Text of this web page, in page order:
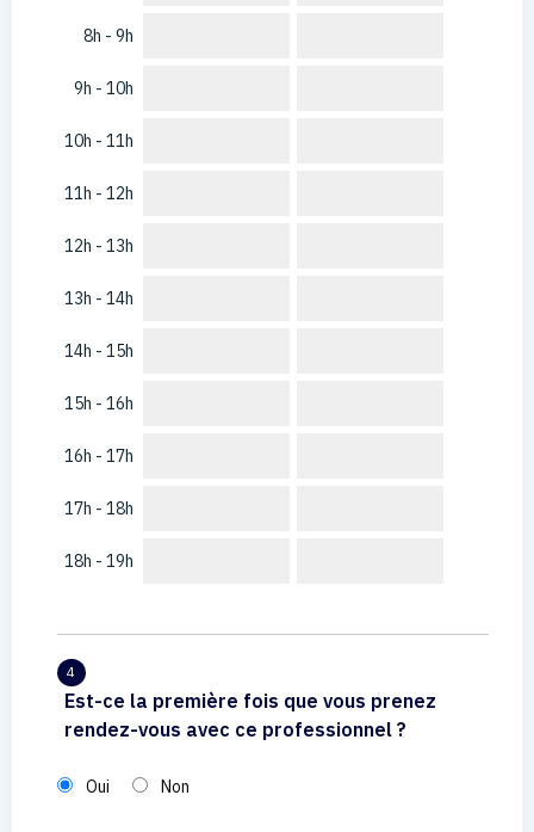
8h - 9h
9h - 10h
10h - 11h
11h - 12h
12h - 13h
13h - 14h
14h - 15h
15h - 16h
16h - 17h
17h - 18h
18h - 19h
4
Est-ce la première fois que vous prenez
rendez-vous avec ce professionnel ?
Oui Non